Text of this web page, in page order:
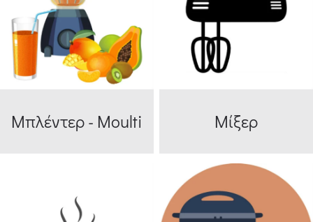
Μπλέντερ - Moulti Μίξερ